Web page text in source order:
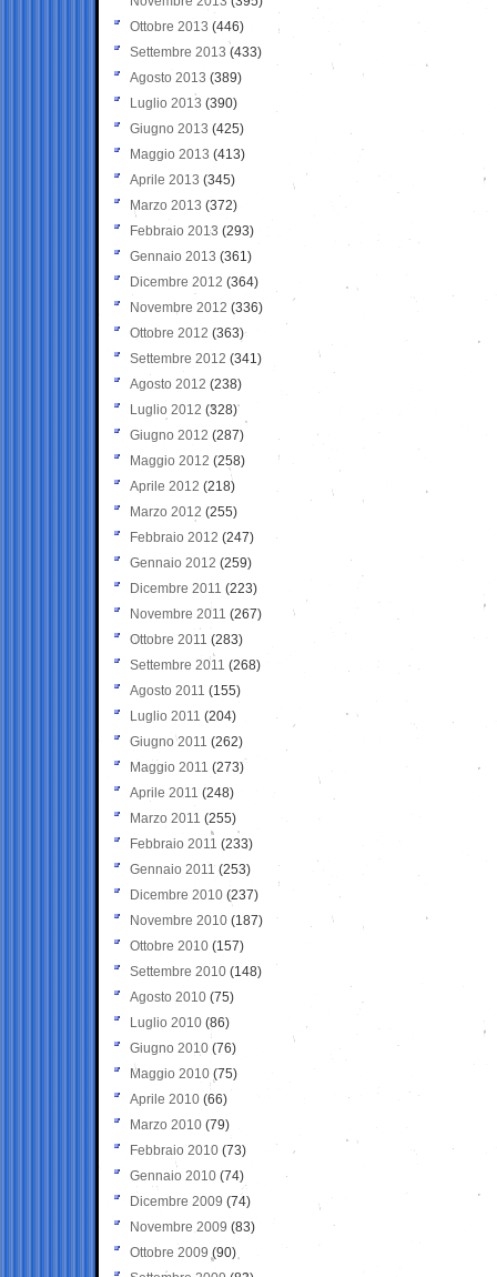
Ottobre 2013 (446)
Settembre 2013 (433)
Agosto 2013 (389)
Luglio 2013 (390)
Giugno 2013 (425)
Maggio 2013 (413)
Aprile 2013 (345)
Marzo 2013 (372)
Febbraio 2013 (293)
Gennaio 2013 (361)
Dicembre 2012 (364)
Novembre 2012 (336)
Ottobre 2012 (363)
Settembre 2012 (341)
Agosto 2012 (238)
Luglio 2012 (328)
Giugno 2012 (287)
Maggio 2012 (258)
Aprile 2012 (218)
Marzo 2012 (255)
Febbraio 2012 (247)
Gennaio 2012 (259)
Dicembre 2011 (223)
Novembre 2011 (267)
Ottobre 2011 (283)
Settembre 2011 (268)
Agosto 2011 (155)
Luglio 2011 (204)
Giugno 2011 (262)
Maggio 2011 (273)
Aprile 2011 (248)
Marzo 2011 (255)
Febbraio 2011 (233)
Gennaio 2011 (253)
Dicembre 2010 (237)
Novembre 2010 (187)
Ottobre 2010 (157)
Settembre 2010 (148)
Agosto 2010 (75)
Luglio 2010 (86)
Giugno 2010 (76)
Maggio 2010 (75)
Aprile 2010 (66)
Marzo 2010 (79)
Febbraio 2010 (73)
Gennaio 2010 (74)
Dicembre 2009 (74)
Novembre 2009 (83)
Ottobre 2009 (90)